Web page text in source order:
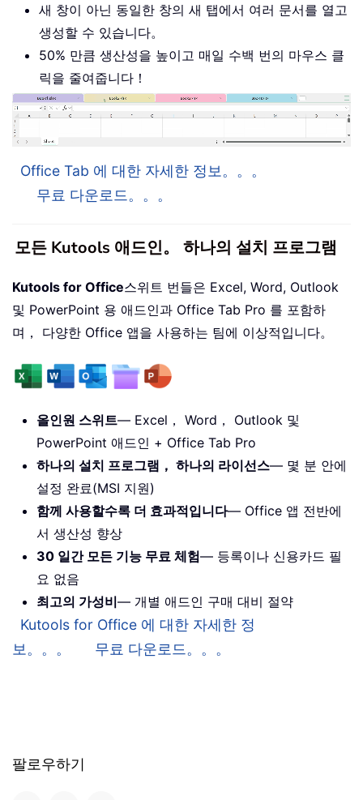
새 창이 아닌 동일한 창의 새 탭에서 여러 문서를 열고
생성할 수 있습니다。
50% 만큼 생산성을 높이고 매일 수백 번의 마우스 클
릭을 줄여줍니다！
Office Tab 에 대한 자세한 정보。。。
무료 다운로드。。。
모든 Kutools 애드인。 하나의 설치 프로그램
Kutools for Office스위트 번들은 Excel, Word, Outlook
및 PowerPoint 용 애드인과 Office Tab Pro 를 포함하
며， 다양한 Office 앱을 사용하는 팀에 이상적입니다。
올인원 스위트— Excel， Word， Outlook 및
PowerPoint 애드인 + Office Tab Pro
하나의 설치 프로그램， 하나의 라이선스— 몇 분 안에
설정 완료(MSI 지원)
함께 사용할수록 더 효과적입니다— Office 앱 전반에
서 생산성 향상
30 일간 모든 기능 무료 체험— 등록이나 신용카드 필
요 없음
최고의 가성비— 개별 애드인 구매 대비 절약
Kutools for Office 에 대한 자세한 정
보。。。
무료 다운로드。。。
팔로우하기